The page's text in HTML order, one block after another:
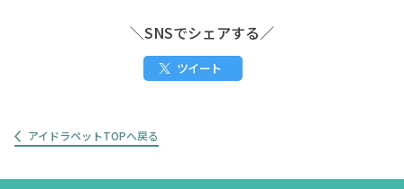
＼SNSでシェアする／
ツイート
アイドラペットTOPへ戻る